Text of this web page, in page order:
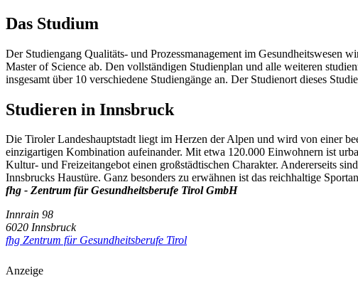
Das Studium
Der Studiengang Qualitäts- und Prozessmanagement im Gesundheitswesen
Master of Science ab. Den vollständigen Studienplan und alle weiteren
insgesamt über 10 verschiedene Studiengänge an. Der Studienort dieses
Studieren in Innsbruck
Die Tiroler Landeshauptstadt liegt im Herzen der Alpen und wird von einer
einzigartigen Kombination aufeinander. Mit etwa 120.000 Einwohnern ist
Kultur- und Freizeitangebot einen großstädtischen Charakter. Andererseits
Innsbrucks Haustüre. Ganz besonders zu erwähnen ist das reichhaltige
fhg - Zentrum für Gesundheitsberufe Tirol GmbH
Innrain 98
6020 Innsbruck
fhg Zentrum für Gesundheitsberufe Tirol
Anzeige